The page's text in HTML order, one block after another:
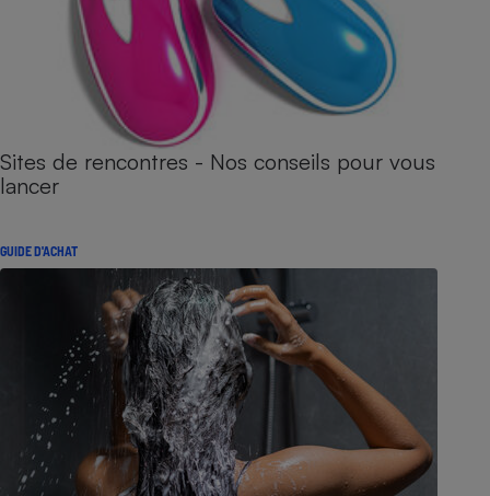
Sites de rencontres - Nos conseils pour vous
lancer
GUIDE D'ACHAT